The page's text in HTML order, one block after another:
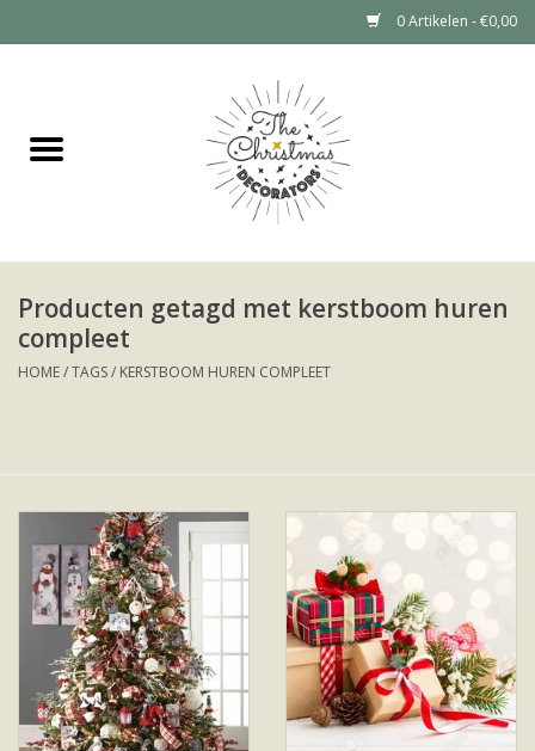
0 Artikelen - €0,00
Grote kerstboom huren (tot 6
Kerstboom huren
Portfolio
Offerte & werkwijze
Producten getagd met kerstboom huren
compleet
HOME/TAGS/ KERSTBOOM HUREN COMPLEET